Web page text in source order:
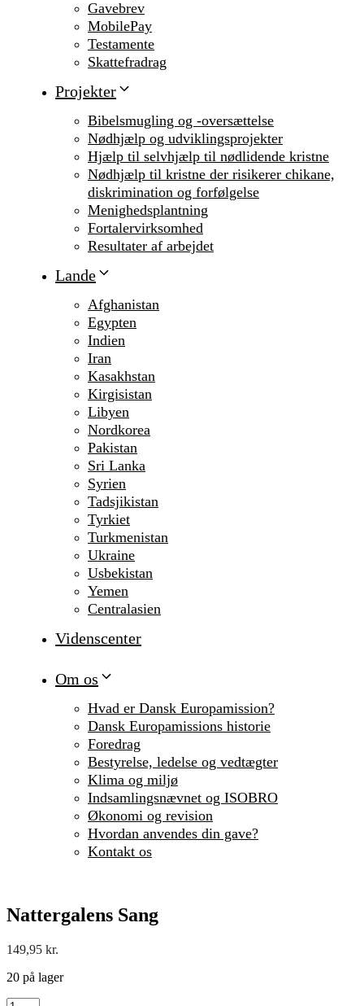
Gavebrev
MobilePay
Testamente
Skattefradrag
Projekter
Bibelsmugling og -oversættelse
Nødhjælp og udviklingsprojekter
Hjælp til selvhjælp til nødlidende kristne
Nødhjælp til kristne der risikerer chikane,
diskrimination og forfølgelse
Menighedsplantning
Fortalervirksomhed
Resultater af arbejdet
Lande
Afghanistan
Egypten
Indien
Iran
Kasakhstan
Kirgisistan
Libyen
Nordkorea
Pakistan
Sri Lanka
Syrien
Tadsjikistan
Tyrkiet
Turkmenistan
Ukraine
Usbekistan
Yemen
Centralasien
Videnscenter
Om os
Hvad er Dansk Europamission?
Dansk Europamissions historie
Foredrag
Bestyrelse, ledelse og vedtægter
Klima og miljø
Indsamlingsnævnet og ISOBRO
Økonomi og revision
Hvordan anvendes din gave?
Kontakt os
Nattergalens Sang
149,95 kr.
20 på lager